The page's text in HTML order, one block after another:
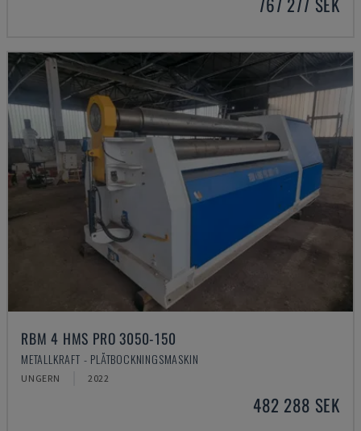
RBM 4 HMS PRO 3050-150
METALLKRAFT - PLÅTBOCKNINGSMASKIN
UNGERN 2022
482 288 SEK